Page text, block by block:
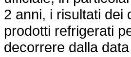
2 anni, i risultati dei
prodotti refrigerati
decorrere dalla